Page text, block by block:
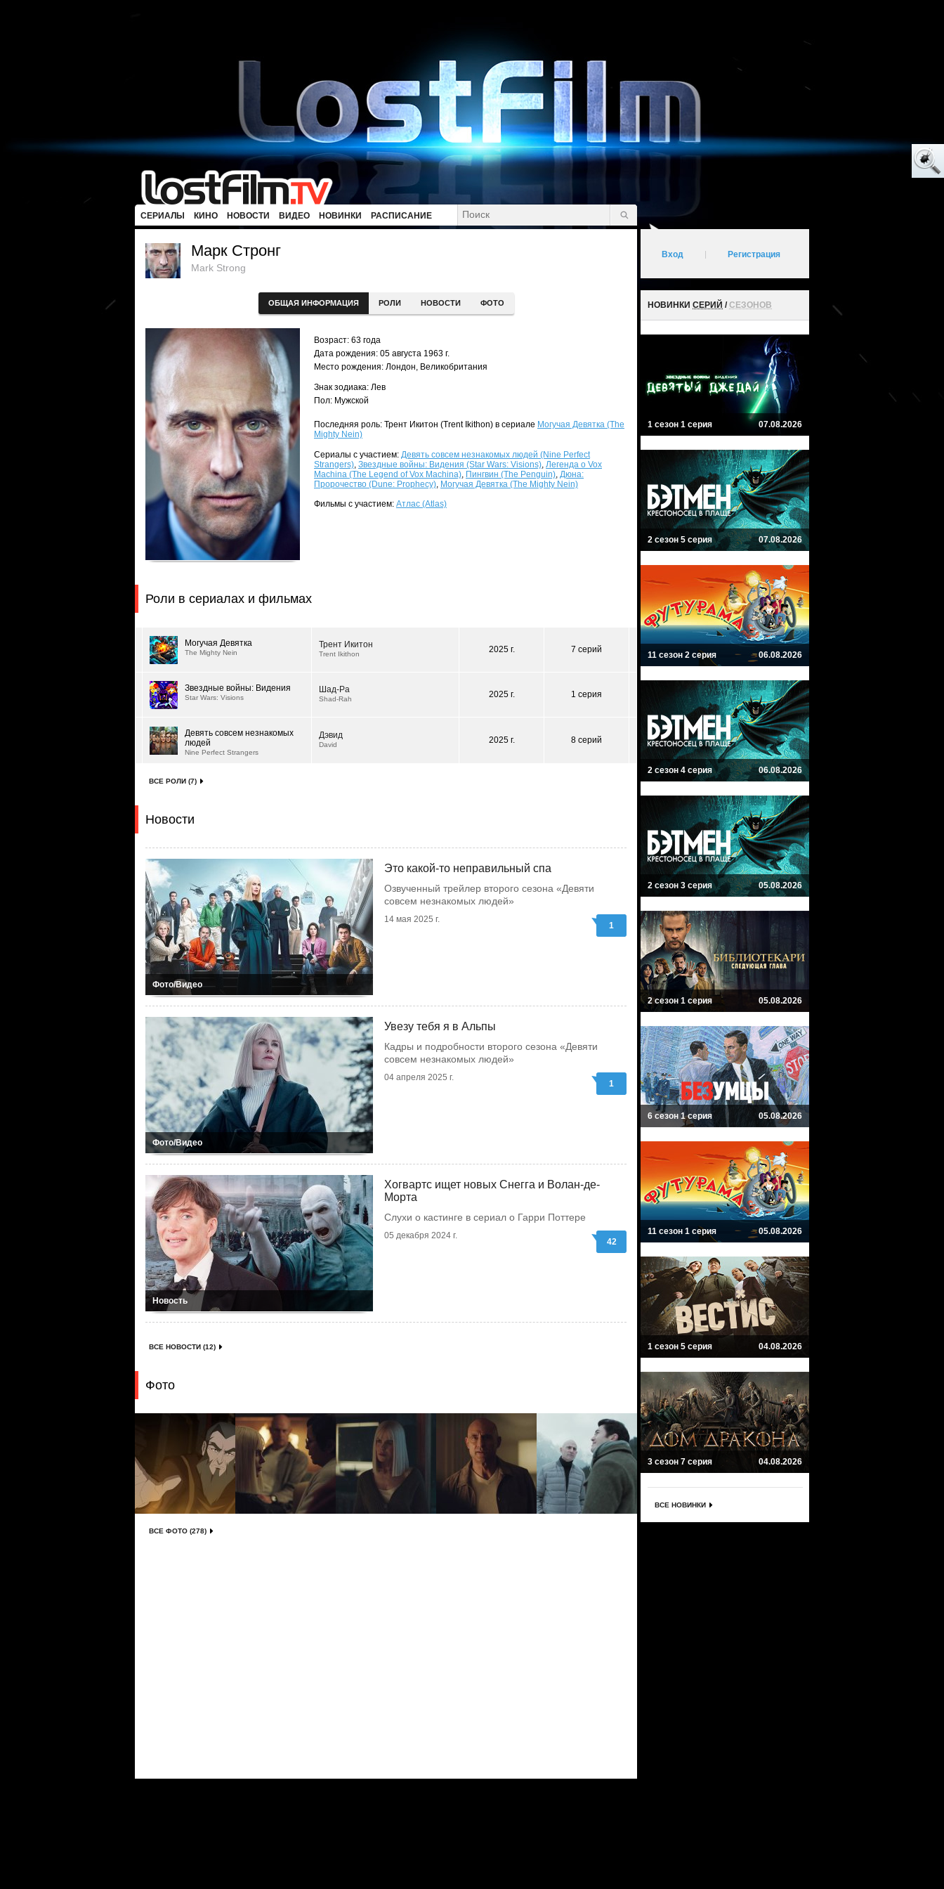
СЕРИАЛЫ КИНО НОВОСТИ ВИДЕО НОВИНКИ РАСПИСАНИЕ
Марк Стронг
Mark Strong
ОБЩАЯ ИНФОРМАЦИЯ РОЛИ НОВОСТИ ФОТО
Возраст: 63 года
Дата рождения: 05 августа 1963 г.
Место рождения: Лондон, Великобритания
Знак зодиака: Лев
Пол: Мужской
Последняя роль: Трент Икитон (Trent Ikithon) в сериале Могучая Девятка (The
Mighty Nein)
Сериалы с участием: Девять совсем незнакомых людей (Nine Perfect
Strangers), Звездные войны: Видения (Star Wars: Visions), Легенда о Vox
Machina (The Legend of Vox Machina), Пингвин (The Penguin), Дюна:
Пророчество (Dune: Prophecy), Могучая Девятка (The Mighty Nein)
Фильмы с участием: Атлас (Atlas)
Роли в сериалах и фильмах
Могучая Девятка
The Mighty Nein
Трент Икитон
Trent Ikithon 2025 г. 7 серий
Звездные войны: Видения
Star Wars: Visions
Шад-Ра
Shad-Rah 2025 г. 1 серия
Девять совсем незнакомых
людей
Nine Perfect Strangers
Дэвид
David 2025 г. 8 серий
ВСЕ РОЛИ (7)
Новости
Фото/Видео
Это какой-то неправильный спа
Озвученный трейлер второго сезона «Девяти
совсем незнакомых людей»
14 мая 2025 г.
1
Фото/Видео
Увезу тебя я в Альпы
Кадры и подробности второго сезона «Девяти
совсем незнакомых людей»
04 апреля 2025 г.
1
Новость
Хогвартс ищет новых Снегга и Волан-де-
Морта
Слухи о кастинге в сериал о Гарри Поттере
05 декабря 2024 г.
42
ВСЕ НОВОСТИ (12)
Фото
ВСЕ ФОТО (278)
Вход Регистрация
НОВИНКИ СЕРИЙ /СЕЗОНОВ
1 сезон 1 серия 07.08.2026
2 сезон 5 серия 07.08.2026
11 сезон 2 серия 06.08.2026
2 сезон 4 серия 06.08.2026
2 сезон 3 серия 05.08.2026
2 сезон 1 серия 05.08.2026
6 сезон 1 серия 05.08.2026
11 сезон 1 серия 05.08.2026
1 сезон 5 серия 04.08.2026
3 сезон 7 серия 04.08.2026
ВСЕ НОВИНКИ